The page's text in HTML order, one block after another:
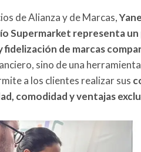
de Alianza y de Marcas,
Supermarket representa
fidelización de marcas
sino de una
a los clientes realizar sus
comodidad y ventajas